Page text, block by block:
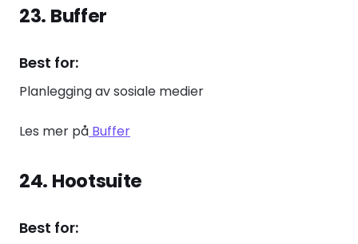
23. Buffer
Best for:
Planlegging av sosiale medier
Les mer på Buffer
24. Hootsuite
Best for: